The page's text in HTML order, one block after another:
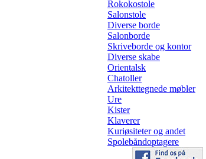
Rokokostole
Salonstole
Diverse borde
Salonborde
Skriveborde og kontor
Diverse skabe
Orientalsk
Chatoller
Arkitekttegnede møbler
Ure
Kister
Klaverer
Kuriøsiteter og andet
Spolebåndoptagere